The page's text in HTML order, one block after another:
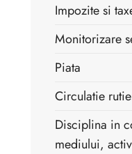
Impozite si
Monitorizare
Piata
Circulatie
Disciplina in
mediului,